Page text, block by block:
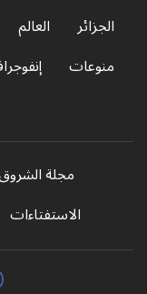
الجزائر العالم
منوعات
مجلة
الاستفتاءات